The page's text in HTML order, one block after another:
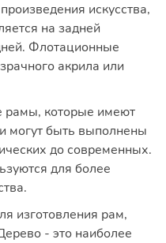
искусства,
на задней
Флотационные
акрила или
рамы, которые имеют
могут быть выполнены
до современных.
для более
изготовления рам,
- это наиболее